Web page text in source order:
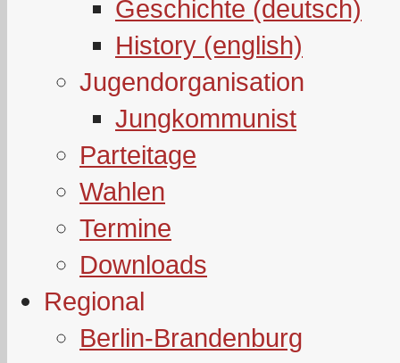
Geschichte (deutsch)
History (english)
Jugendorganisation
Jungkommunist
Parteitage
Wahlen
Termine
Downloads
Regional
Berlin-Brandenburg